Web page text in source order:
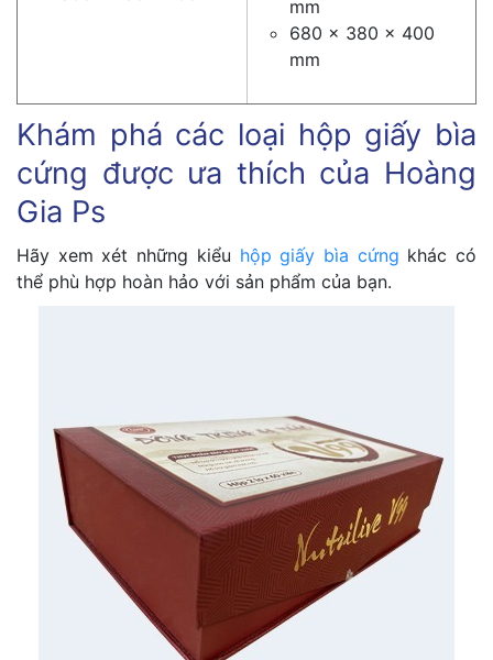
mm
680 x 380 x 400
mm
Khám phá các loại hộp giấy bìa
cứng được ưa thích của Hoàng
Gia Ps
Hãy xem xét những kiểu hộp giấy bìa cứng khác có
thể phù hợp hoàn hảo với sản phẩm của bạn.